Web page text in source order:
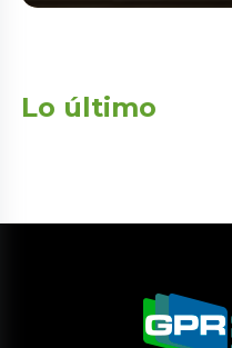
Lo último